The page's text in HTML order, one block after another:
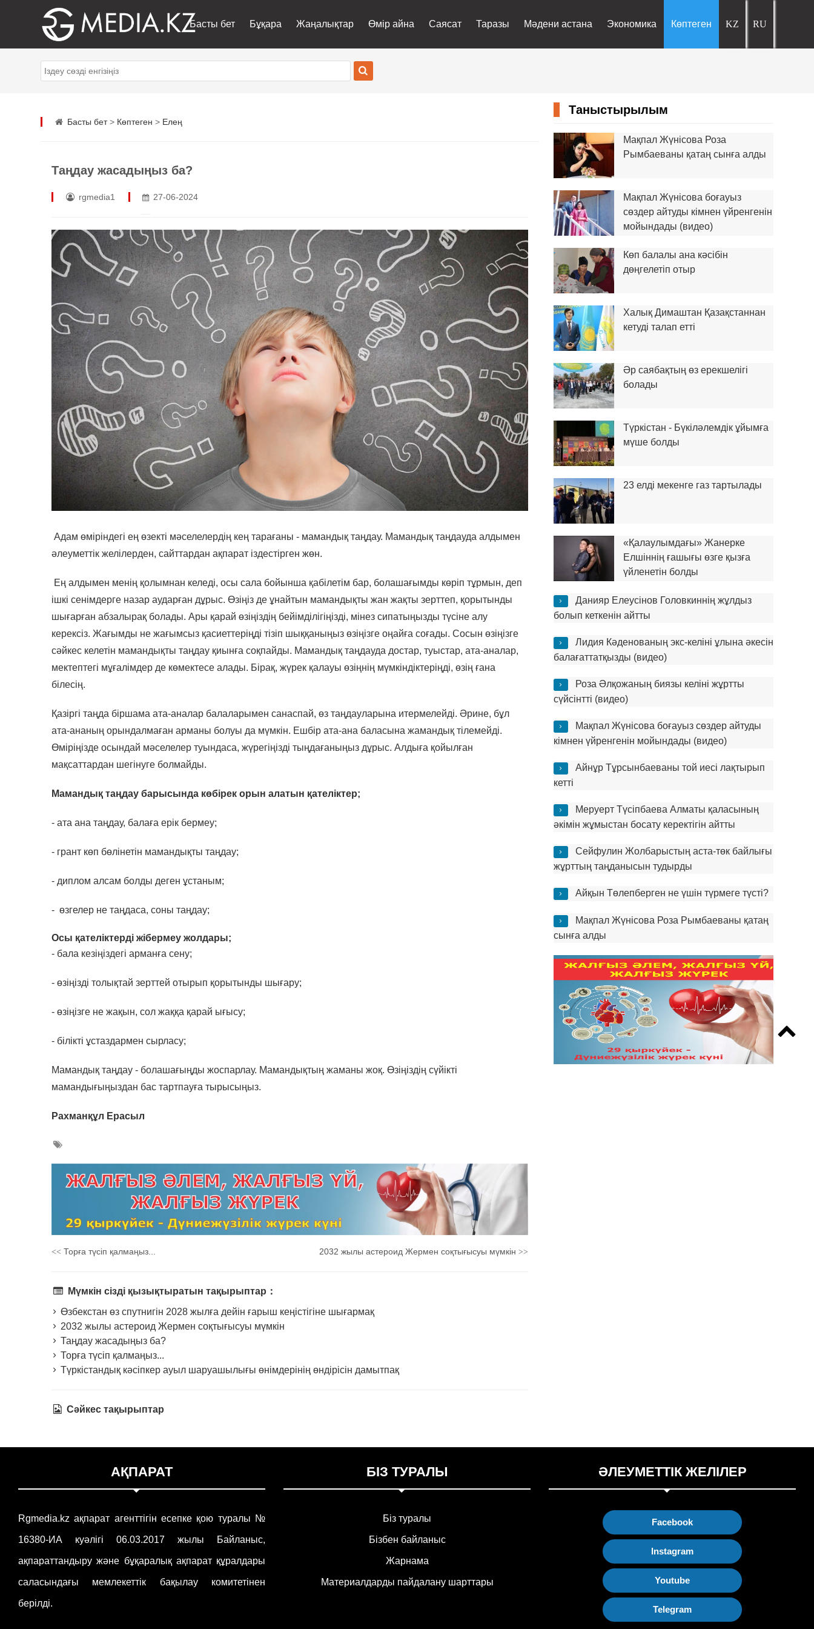
Басты бет Бұқара Жаңалықтар Өмір айна Саясат Таразы Мәдени астана Экономика Көптеген
Басты бет> Көптеген > Елең
Таңдау жасадыңыз ба?
rgmedia1 27-06-2024
Адам өміріндегі ең өзекті мәселелердің кең тарағаны - мамандық таңдау. Мамандық таңдауда алдымен
әлеуметтік желілерден, сайттардан ақпарат іздестірген жөн.
Ең алдымен менің қолымнан келеді, осы сала бойынша қабілетім бар, болашағымды көріп тұрмын, деп
ішкі сенімдерге назар аударған дұрыс. Өзіңіз де ұнайтын мамандықты жан жақты зерттеп, қорытынды
шығарған абзалырақ болады. Ары қарай өзіңіздің бейімділігіңізді, мінез сипатыңызды түсіне алу
керексіз. Жағымды не жағымсыз қасиеттеріңді тізіп шыққаныңыз өзіңізге оңайға соғады. Сосын өзіңізге
сәйкес келетін мамандықты таңдау қиынға соқпайды. Мамандық таңдауда достар, туыстар, ата-аналар,
мектептегі мұғалімдер де көмектесе алады. Бірақ, жүрек қалауы өзіңнің мүмкіндіктеріңді, өзің ғана
білесің.
Қазіргі таңда біршама ата-аналар балаларымен санаспай, өз таңдауларына итермелейді. Әрине, бұл
ата-ананың орындалмаған арманы болуы да мүмкін. Ешбір ата-ана баласына жамандық тілемейді.
Өміріңізде осындай мәселелер туындаса, жүрегіңізді тыңдағаныңыз дұрыс. Алдыға қойылған
мақсаттардан шегінуге болмайды.
Мамандық таңдау барысында көбірек орын алатын қателіктер;
- ата ана таңдау, балаға ерік бермеу;
- грант көп бөлінетін мамандықты таңдау;
- диплом алсам болды деген ұстаным;
- өзгелер не таңдаса, соны таңдау;
Осы қателіктерді жібермеу жолдары;
- бала кезіңіздегі арманға сену;
- өзіңізді толықтай зерттей отырып қорытынды шығару;
- өзіңізге не жақын, сол жаққа қарай ығысу;
- білікті ұстаздармен сырласу;
Мамандық таңдау - болашағыңды жоспарлау. Мамандықтың жаманы жоқ. Өзіңіздің сүйікті
мамандығыңыздан бас тартпауға тырысыңыз.
Рахманқұл Ерасыл
<< Торға түсіп қалмаңыз... 2032 жылы астероид Жермен соқтығысуы мүмкін >>
Мүмкін сізді қызықтыратын тақырыптар：
Өзбекстан өз спутнигін 2028 жылға дейін ғарыш кеңістігіне шығармақ
2032 жылы астероид Жермен соқтығысуы мүмкін
Таңдау жасадыңыз ба?
Торға түсіп қалмаңыз...
Түркістандық кәсіпкер ауыл шаруашылығы өнімдерінің өндірісін дамытпақ
Сәйкес тақырыптар
Таныстырылым
Мақпал Жүнісова Роза
Рымбаеваны қатаң сынға алды
Мақпал Жүнісова боғауыз
сөздер айтуды кімнен үйренгенін
мойындады (видео)
Көп балалы ана кәсібін
дөңгелетіп отыр
Халық Димаштан Қазақстаннан
кетуді талап етті
Әр саябақтың өз ерекшелігі
болады
Түркістан - Бүкіләлемдік ұйымға
мүше болды
23 елді мекенге газ тартылады
«Қалаулымдағы» Жанерке
Елшіннің ғашығы өзге қызға
үйленетін болды
Данияр Елеусінов Головкиннің жұлдыз
болып кеткенін айтты
Лидия Кәденованың экс-келіні ұлына әкесін
балағаттатқызды (видео)
Роза Әлқожаның биязы келіні жұртты
сүйсінтті (видео)
Мақпал Жүнісова боғауыз сөздер айтуды
кімнен үйренгенін мойындады (видео)
Айнұр Тұрсынбаеваны той иесі лақтырып
кетті
Меруерт Түсіпбаева Алматы қаласының
әкімін жұмыстан босату керектігін айтты
Сейфулин Жолбарыстың аста-төк байлығы
жұрттың таңданысын тудырды
Айқын Төлепберген не үшін түрмеге түсті?
Мақпал Жүнісова Роза Рымбаеваны қатаң
сынға алды
АҚПАРАТ
Rgmedia.kz ақпарат агенттігін есепке қою туралы №
16380-ИА куәлігі 06.03.2017 жылы Байланыс,
ақпараттандыру және бұқаралық ақпарат құралдары
саласындағы мемлекеттік бақылау комитетінен
берілді.
БІЗ ТУРАЛЫ
Біз туралы
Бізбен байланыс
Жарнама
Материалдарды пайдалану шарттары
ӘЛЕУМЕТТІК ЖЕЛІЛЕР
Facebook
Instagram
Youtube
Telegram